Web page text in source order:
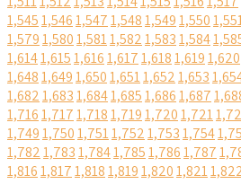
1,5451,5461,5471,5481,5491,550
1,5791,5801,5811,5821,5831,584
1,6141,6151,6161,6171,6181,6191,620
1,6481,6491,6501,6511,6521,653
1,6821,6831,6841,6851,6861,687
1,7161,7171,7181,7191,7201,721
1,7491,7501,7511,7521,7531,754
1,7821,7831,7841,7851,7861,787
1,8161,8171,8181,8191,8201,821